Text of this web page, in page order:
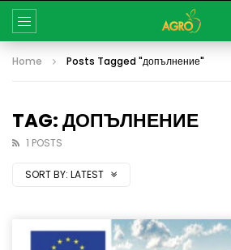
Home Posts Tagged "допълнение"
TAG: ДОПЪЛНЕНИЕ
1 POSTS
SORT BY: LATEST